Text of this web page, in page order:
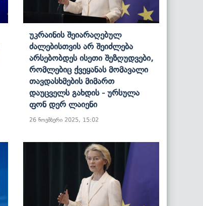
Უკრაინის Შეიარაღებულ
Ძალებისთვის Არ Შეიძლება
Არსებობდეს Ისეთი Შეზღუდვები,
Რომლებიც Ქვეყანას Მომავალი
Თავდასხმების Მიმართ
Დაუცველს Გახდის - Ურსულა
Ფონ Დერ Ლაიენი
26 ნოემბერი 2025, 15:02